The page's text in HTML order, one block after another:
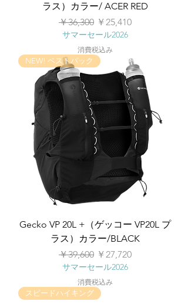
ラス）カラー/ ACER RED
通常価格
￥36,300 セール価格
￥25,410
サマーセール2026
消費税込み
NEW! ベストパック
Gecko VP 20L +（ゲッコー VP20L プ
ラス）カラー/BLACK
通常価格
￥39,600 セール価格
￥27,720
サマーセール2026
消費税込み
スピードハイキング